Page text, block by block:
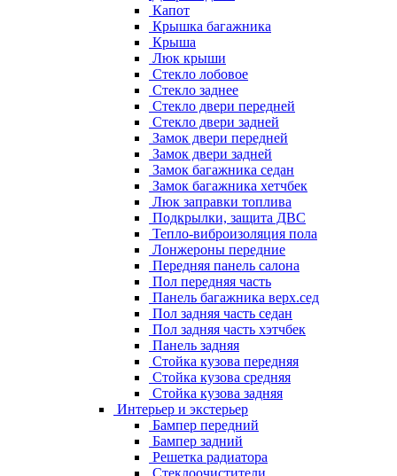
Капот
Крышка багажника
Крыша
Люк крыши
Стекло лобовое
Стекло заднее
Стекло двери передней
Стекло двери задней
Замок двери передней
Замок двери задней
Замок багажника седан
Замок багажника хетчбек
Люк заправки топлива
Подкрылки, защита ДВС
Тепло-виброизоляция пола
Лонжероны передние
Передняя панель салона
Пол передняя часть
Панель багажника верх.сед
Пол задняя часть седан
Пол задняя часть хэтчбек
Панель задняя
Стойка кузова передняя
Стойка кузова средняя
Стойка кузова задняя
Интерьер и экстерьер
Бампер передний
Бампер задний
Решетка радиатора
Стеклоочистители